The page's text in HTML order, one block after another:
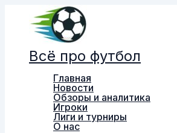
Перейти
содержимому
Всё про футбол
Главная
Новости
Обзоры и аналитика
Игроки
Лиги и турниры
О нас